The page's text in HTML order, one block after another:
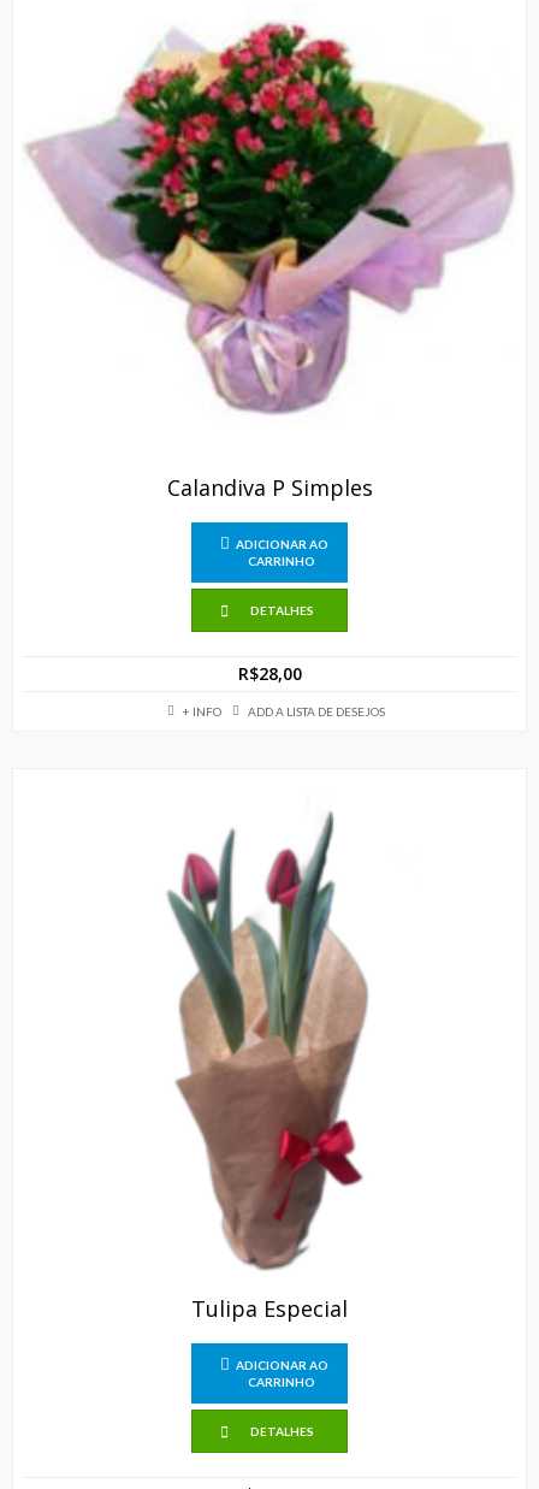
Calandiva P Simples
ADICIONAR AO
CARRINHO
DETALHES
R$28,00
+ INFO ADD A LISTA DE DESEJOS
Tulipa Especial
ADICIONAR AO
CARRINHO
DETALHES